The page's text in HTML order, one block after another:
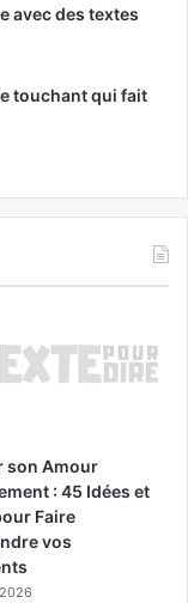
avec des textes
touchant qui fait
son Amour
: 45 Idées et
Faire
vos